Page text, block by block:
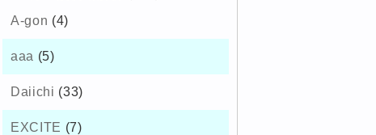
A-gon (4)
aaa (5)
Daiichi (33)
EXCITE (7)